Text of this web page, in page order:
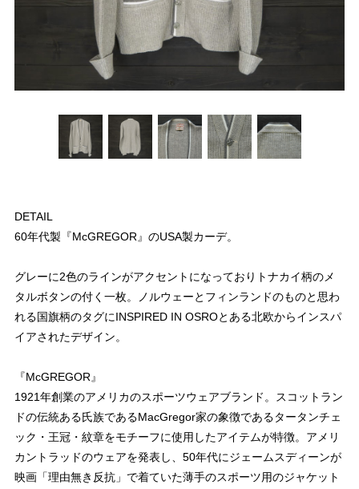
DETAIL
60年代製『McGREGOR』のUSA製カーデ。
グレーに2色のラインがアクセントになっておりトナカイ柄のメ
タルボタンの付く一枚。ノルウェーとフィンランドのものと思わ
れる国旗柄のタグにINSPIRED IN OSROとある北欧からインスパ
イアされたデザイン。
『McGREGOR』
1921年創業のアメリカのスポーツウェアブランド。スコットラン
ドの伝統ある氏族であるMacGregor家の象徴であるタータンチェ
ック・王冠・紋章をモチーフに使用したアイテムが特徴。アメリ
カントラッドのウェアを発表し、50年代にジェームスディーンが
映画「理由無き反抗」で着ていた薄手のスポーツ用のジャケット